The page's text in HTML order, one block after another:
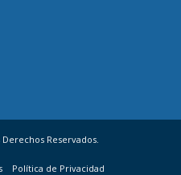
Reservados.
Política de Privacidad